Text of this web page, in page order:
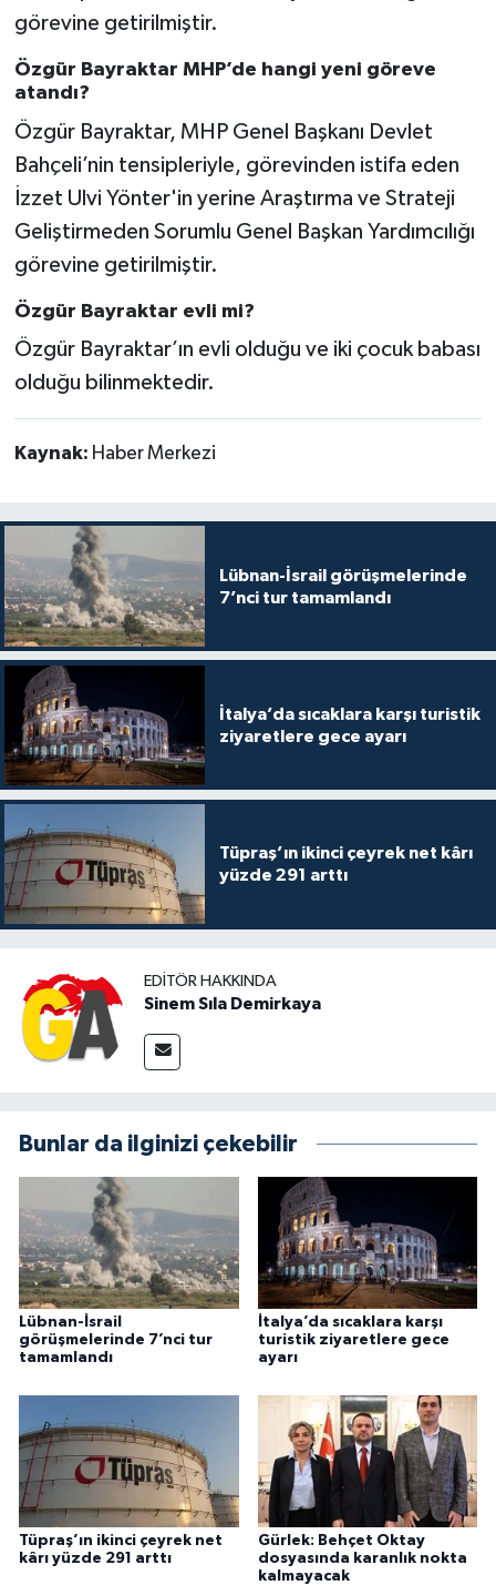
görevine getirilmiştir.
Özgür Bayraktar MHP’de hangi yeni göreve
atandı?
Özgür Bayraktar, MHP Genel Başkanı Devlet
Bahçeli’nin tensipleriyle, görevinden istifa eden
İzzet Ulvi Yönter'in yerine Araştırma ve Strateji
Geliştirmeden Sorumlu Genel Başkan Yardımcılığı
görevine getirilmiştir.
Özgür Bayraktar evli mi?
Özgür Bayraktar’ın evli olduğu ve iki çocuk babası
olduğu bilinmektedir.
Kaynak: Haber Merkezi
Lübnan-İsrail görüşmelerinde
7’nci tur tamamlandı
İtalya’da sıcaklara karşı turistik
ziyaretlere gece ayarı
Tüpraş’ın ikinci çeyrek net kârı
yüzde 291 arttı
EDITÖR HAKKINDA
Sinem Sıla Demirkaya
Bunlar da ilginizi çekebilir
Lübnan-İsrail
görüşmelerinde 7’nci tur
tamamlandı
İtalya’da sıcaklara karşı
turistik ziyaretlere gece
ayarı
Tüpraş’ın ikinci çeyrek net
kârı yüzde 291 arttı
Gürlek: Behçet Oktay
dosyasında karanlık nokta
kalmayacak